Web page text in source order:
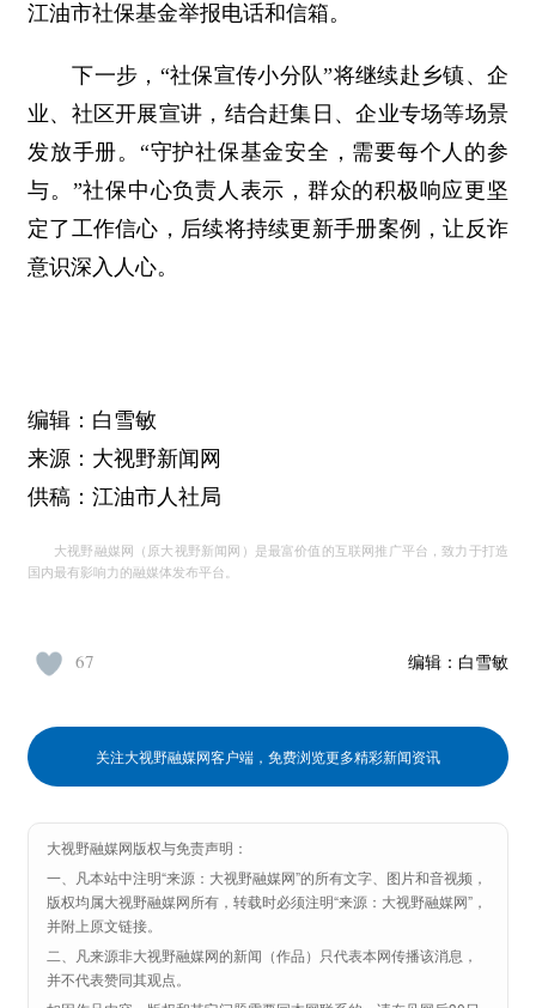
江油市社保基金举报电话和信箱。
下一步，“社保宣传小分队”将继续赴乡镇、企
业、社区开展宣讲，结合赶集日、企业专场等场景
发放手册。“守护社保基金安全，需要每个人的参
与。”社保中心负责人表示，群众的积极响应更坚
定了工作信心，后续将持续更新手册案例，让反诈
意识深入人心。
编辑：白雪敏
来源：大视野新闻网
供稿：江油市人社局
大视野融媒网（原大视野新闻网）是最富价值的互联网推广平台，致力于打造
国内最有影响力的融媒体发布平台。
编辑： 白雪敏
67
关注大视野融媒网客户端，免费浏览更多精彩新闻资讯
大视野融媒网版权与免责声明：
一、凡本站中注明“来源：大视野融媒网”的所有文字、图片和音视频，
版权均属大视野融媒网所有，转载时必须注明“来源：大视野融媒网”，
并附上原文链接。
二、凡来源非大视野融媒网的新闻（作品）只代表本网传播该消息，
并不代表赞同其观点。